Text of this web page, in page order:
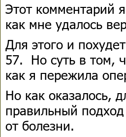
Этот комментарий
как мне удалось
Для этого и
57. Но суть в том,
как я пережила
Но как оказалось,
правильный
от болезни.